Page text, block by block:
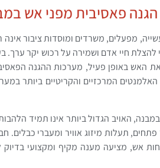
פאסיבית מפני אש
מפעלים, משרדים ומוסדות ציבור
להצלת חיי אדם ושמירה על רכוש יקר
את האש באופן פעיל, מערכות ההגנה
המרכזיים והקריטיים ביותר
האויב הגדול ביותר אינו תמיד
תעלות מיזוג אוויר ומעברי כבלים.
אש, מציעה מענה מקיף ומקצועי